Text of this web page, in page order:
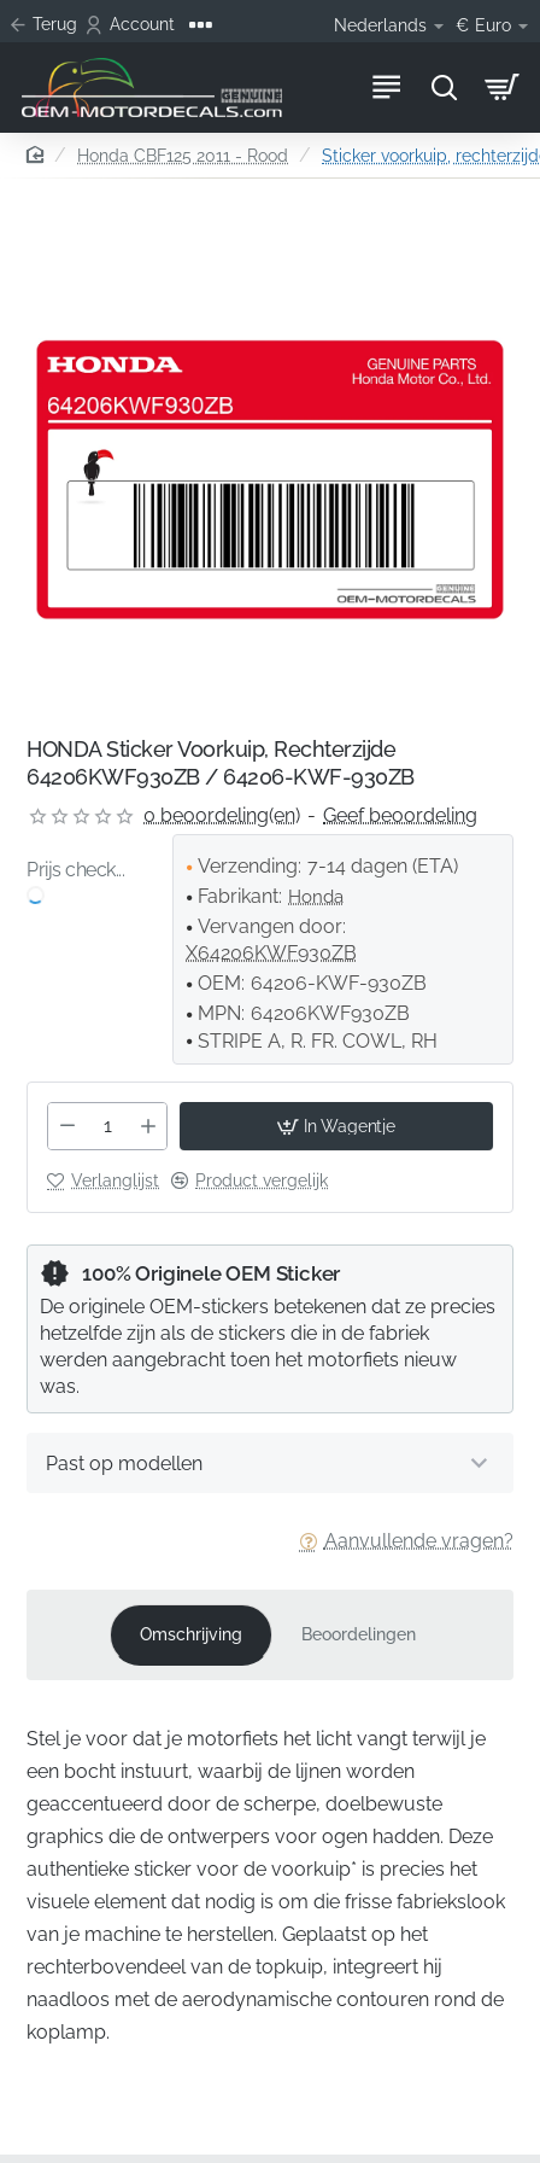
Terug Account Nederlands € Euro
homeHonda CBF125 2011 - Rood Sticker voorkuip,
HONDA Sticker Voorkuip, Rechterzijde
64206KWF930ZB / 64206-KWF-930ZB
0 beoordeling(en) - Geef beoordeling
Prijs check... Verzending: 7-14 dagen (ETA)
Fabrikant: Honda
Vervangen door:
X64206KWF930ZB
OEM: 64206-KWF-930ZB
MPN: 64206KWF930ZB
STRIPE A, R. FR. COWL, RH
In Wagentje
Verlanglijst Product vergelijk
Aanvullende vragen?
Past op modellen
100% Originele OEM Sticker
De originele OEM-stickers betekenen dat ze precies
hetzelfde zijn als de stickers die in de fabriek
werden aangebracht toen het motorfiets nieuw
was.
Omschrijving Beoordelingen
Stel je voor dat je motorfiets het licht vangt terwijl je
een bocht instuurt, waarbij de lijnen worden
geaccentueerd door de scherpe, doelbewuste
graphics die de ontwerpers voor ogen hadden. Deze
authentieke sticker voor de voorkuip* is precies het
visuele element dat nodig is om die frisse fabriekslook
van je machine te herstellen. Geplaatst op het
rechterbovendeel van de topkuip, integreert hij
naadloos met de aerodynamische contouren rond de
koplamp.